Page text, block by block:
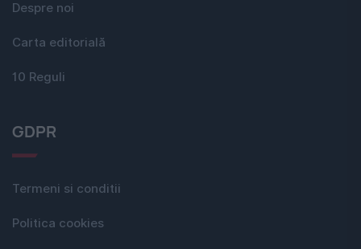
Despre noi
Carta editorială
10 Reguli
GDPR
Termeni si conditii
Politica cookies